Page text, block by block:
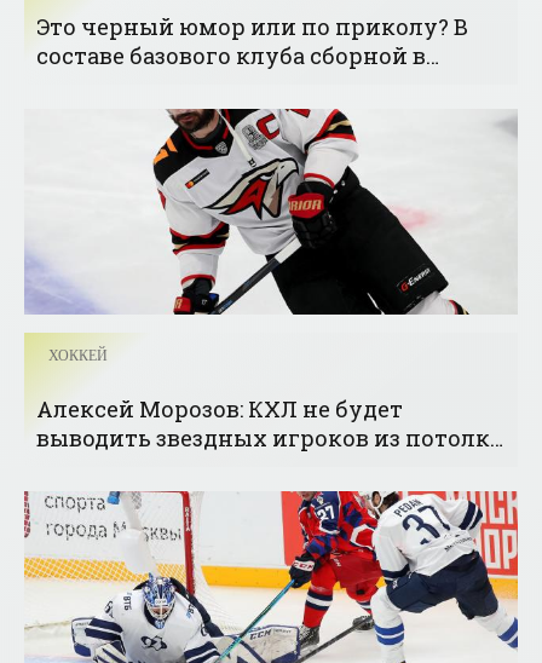
Это черный юмор или по приколу? В
составе базового клуба сборной в
ХОККЕЙ
Алексей Морозов: КХЛ не будет
выводить звездных игроков из потолка